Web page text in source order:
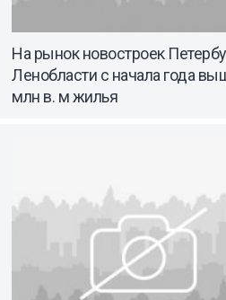
На рынок новостроек
Ленобласти с начала года
млн в. м жилья